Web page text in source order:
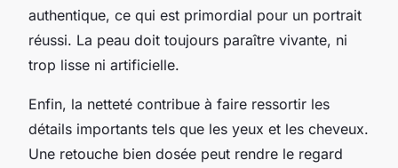
authentique, ce qui est primordial pour un portrait
réussi. La peau doit toujours paraître vivante, ni
trop lisse ni artificielle.
Enfin, la netteté contribue à faire ressortir les
détails importants tels que les yeux et les cheveux.
Une retouche bien dosée peut rendre le regard